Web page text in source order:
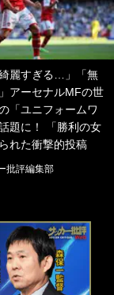
綺麗すぎる…」「無
アーセナルMFの世
「ユニフォームワ
題に！ 「勝利の女
れた衝撃的投稿
批評編集部